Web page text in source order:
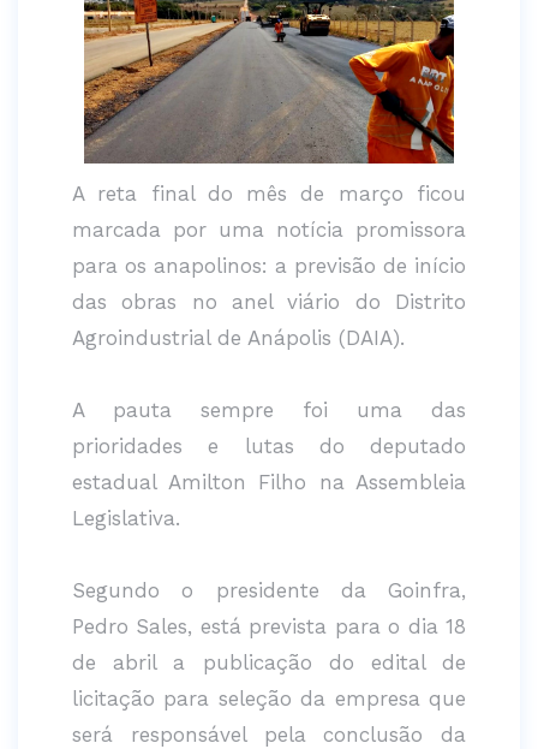
A reta final do mês de março ficou
marcada por uma notícia promissora
para os anapolinos: a previsão de início
das obras no anel viário do Distrito
Agroindustrial de Anápolis (DAIA).
A pauta sempre foi uma das
prioridades e lutas do deputado
estadual Amilton Filho na Assembleia
Legislativa.
Segundo o presidente da Goinfra,
Pedro Sales, está prevista para o dia 18
de abril a publicação do edital de
licitação para seleção da empresa que
será responsável pela conclusão da